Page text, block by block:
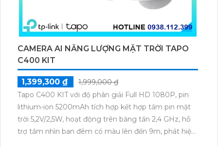
CAMERA AI NĂNG LƯỢNG MẶT TRỜI TAPO
C400 KIT
1,399,300 ₫
1,999,000 ₫
Tapo C400 KIT với độ phân giải Full HD 1080P, pin
lithium-ion 5200mAh tích hợp kết hợp tấm pin mặt
trời 5,2V/2,5W, hoạt động trên băng tần 2,4 GHz, hỗ
trợ tầm nhìn ban đêm có màu lên đến 9m, phát hiện